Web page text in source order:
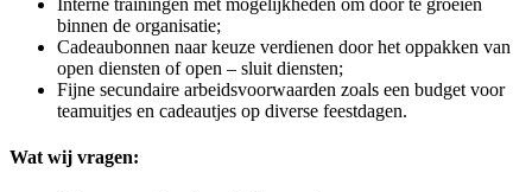
Interne trainingen met mogelijkheden om door te groeien
binnen de organisatie;
Cadeaubonnen naar keuze verdienen door het oppakken van
open diensten of open – sluit diensten;
Fijne secundaire arbeidsvoorwaarden zoals een budget voor
teamuitjes en cadeautjes op diverse feestdagen.
Wat wij vragen: